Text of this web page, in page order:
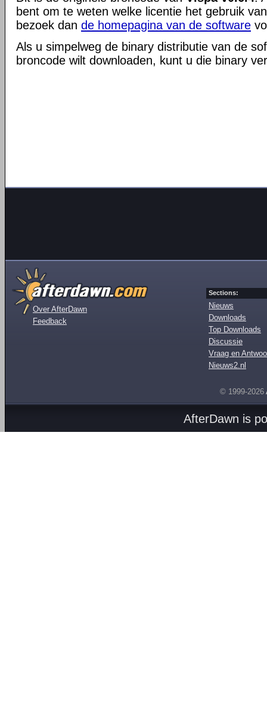
bent om te weten welke licentie het gebruik
bezoek dan de homepagina van de software
Als u simpelweg de binary distributie van de
broncode wilt downloaden, kunt u die binary
Over AfterDawn
Feedback
Sections:
Nieuws
Downloads
Top Downloads
Discussie
Vraag en
Nieuws2.nl
© 1999-2026
AfterDawn is